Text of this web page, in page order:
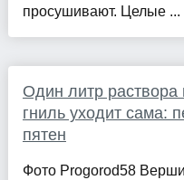
просушивают. Целые ...
Один литр раствора
гниль уходит сама:
пятен
Фото Progorod58